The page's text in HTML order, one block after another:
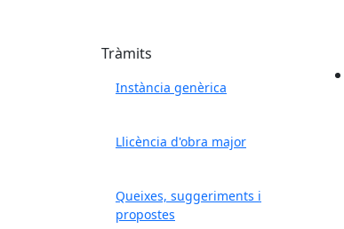
Tràmits
Instància genèrica
Llicència d'obra major
Queixes, suggeriments i
propostes